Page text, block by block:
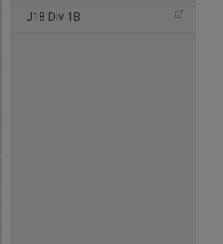
J18 Div 1B